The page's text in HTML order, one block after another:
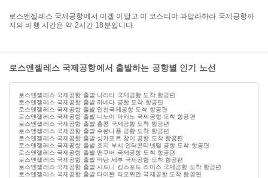
로스앤젤레스 국제공항에서 미겔 이달고 이 코스티야 과달라하라 국제공항까
지의 비행 시간은 약 2시간 18분입니다.
로스앤젤레스 국제공항에서 출발하는 공항별 인기 노선
로스앤젤레스 국제공항 출발 나리타 국제공항 도착 항공편
로스앤젤레스 국제공항 출발 하네다 공항 도착 항공편
로스앤젤레스 국제공항 출발 인천국제공항 도착 항공편
로스앤젤레스 국제공항 출발 니노이 아키노 국제공항 도착 항공편
로스앤젤레스 국제공항 출발 홍콩 국제공항 도착 항공편
로스앤젤레스 국제공항 출발 수완나품 공항 도착 항공편
로스앤젤레스 국제공항 출발 싱가포르 창이 공항 도착 항공편
로스앤젤레스 국제공항 출발 조지 부시 인터콘티넨털 공항 도착 항공편
로스앤젤레스 국제공항 출발 밴쿠버 국제공항 도착 항공편
로스앤젤레스 국제공항 출발 막탄 세부 국제공항 도착 항공편
로스앤젤레스 국제공항 출발 시드니 킹스포드 스미스 국제공항 도착 항공편
로스앤젤레스 국제공항 출발 타이완 타오위안 국제공항 도착 항공편